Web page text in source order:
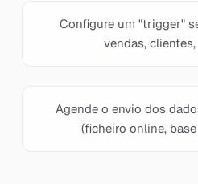
Configure um "trigger"
vendas,
Agende o envio dos
(ficheiro online,